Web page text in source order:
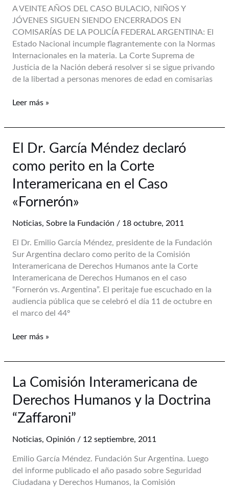
A VEINTE AÑOS DEL CASO BULACIO, NIÑOS Y
JÓVENES SIGUEN SIENDO ENCERRADOS EN
COMISARÍAS DE LA POLICÍA FEDERAL ARGENTINA: El
Estado Nacional incumple flagrantemente con la Normas
Internacionales en la materia. La Corte Suprema de
Justicia de la Nación deberá resolver si se sigue privando
de la libertad a personas menores de edad en comisarias
jóvenes
siguen
siendo
encerrado
en
comisarias
de
Policía
Leer más »
El Dr. García Méndez declaró
como perito en la Corte
Interamericana en el Caso
«Fornerón»
Noticias, Sobre la Fundación / 18 octubre, 2011
El Dr. Emilio García Méndez, presidente de la Fundación
Sur Argentina declaro como perito de la Comisión
Interamericana de Derechos Humanos ante la Corte
Interamericana de Derechos Humanos en el caso
“Fornerón vs. Argentina”. El peritaje fue escuchado en la
audiencia pública que se celebró el día 11 de octubre en
el marco del 44º
El
García
Méndez
como
en
la
Corte
Interamericana
en
el
Caso
«Fornerón»
Leer más »
La Comisión Interamericana de
Derechos Humanos y la Doctrina
“Zaffaroni”
Noticias, Opinión / 12 septiembre, 2011
Emilio García Méndez. Fundación Sur Argentina. Luego
del informe publicado el año pasado sobre Seguridad
Ciudadana y Derechos Humanos, la Comisión
La
Interamericana
de
Humanos
la
Doctrina
“Zaffaroni”